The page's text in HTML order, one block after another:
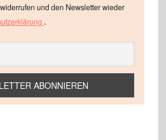
und den Newsletter wieder
.